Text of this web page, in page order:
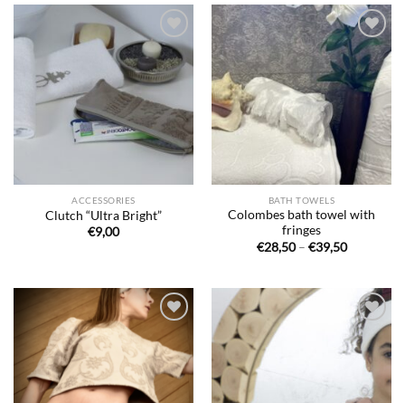
€39,50
Ajouter
à la liste
de
souhaits
ACCESSORIES
Clutch “Ultra Bright”
€9,00
Ajouter
à la liste
de
souhaits
BATH TOWELS
Colombes bath towel with
fringes
€28,50 – €39,50Price
€39,50
Ajouter
à la liste
de
souhaits
Ajouter
à la liste
de
souhaits